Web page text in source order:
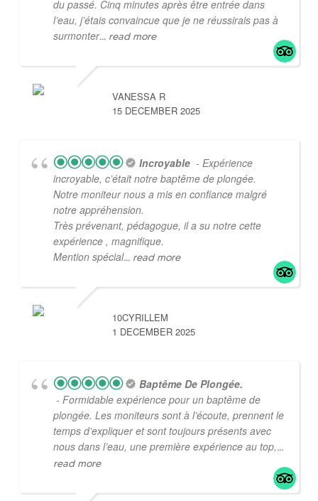
du passé. Cinq minutes après être entrée dans
l’eau, j’étais convaincue que je ne réussirais pas à
surmonter... read more
VANESSA R
15 DECEMBER 2025
Incroyable - Expérience
incroyable, c’était notre baptême de plongée.
Notre moniteur nous a mis en confiance malgré
notre appréhension.
Très prévenant, pédagogue, il a su notre cette
expérience , magnifique.
Mention spécial... read more
10CYRILLEM
1 DECEMBER 2025
Baptême De Plongée.
- Formidable expérience pour un baptême de
plongée. Les moniteurs sont à l’écoute, prennent le
temps d’expliquer et sont toujours présents avec
nous dans l’eau, une première expérience au top,...
read more